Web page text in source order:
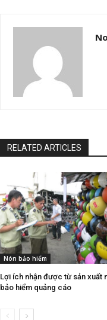
RELATED ARTICLES
Nón bảo hiểm
Lợi ích nhận được từ sản xuất
bảo hiểm quảng cáo